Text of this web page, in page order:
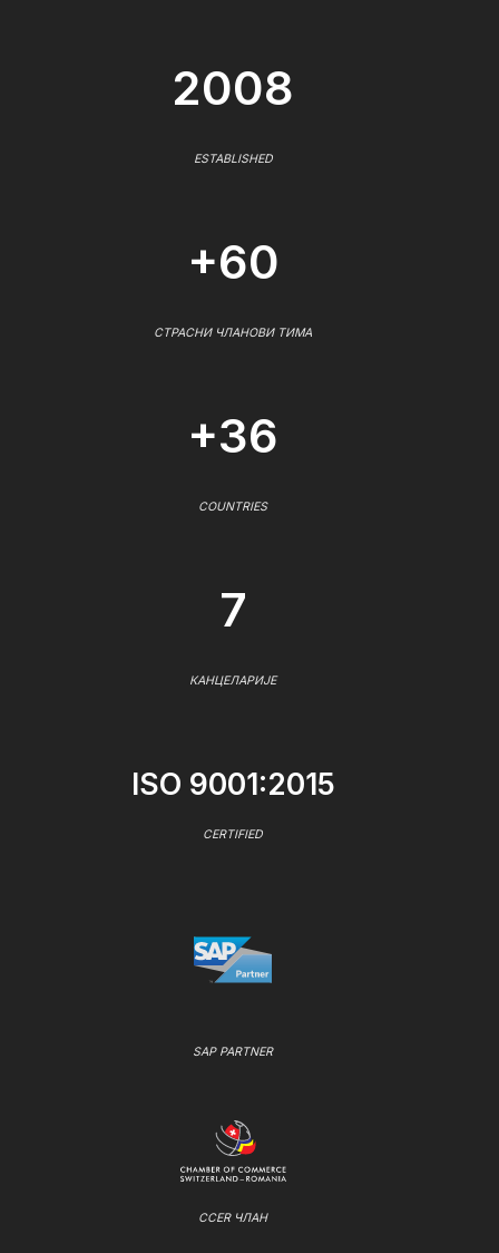
2008
ESTABLISHED
+60
СТРАСНИ ЧЛАНОВИ ТИМА
+36
COUNTRIES
7
КАНЦЕЛАРИЈЕ
ISO 9001:2015
CERTIFIED
SAP PARTNER
CCER ЧЛАН